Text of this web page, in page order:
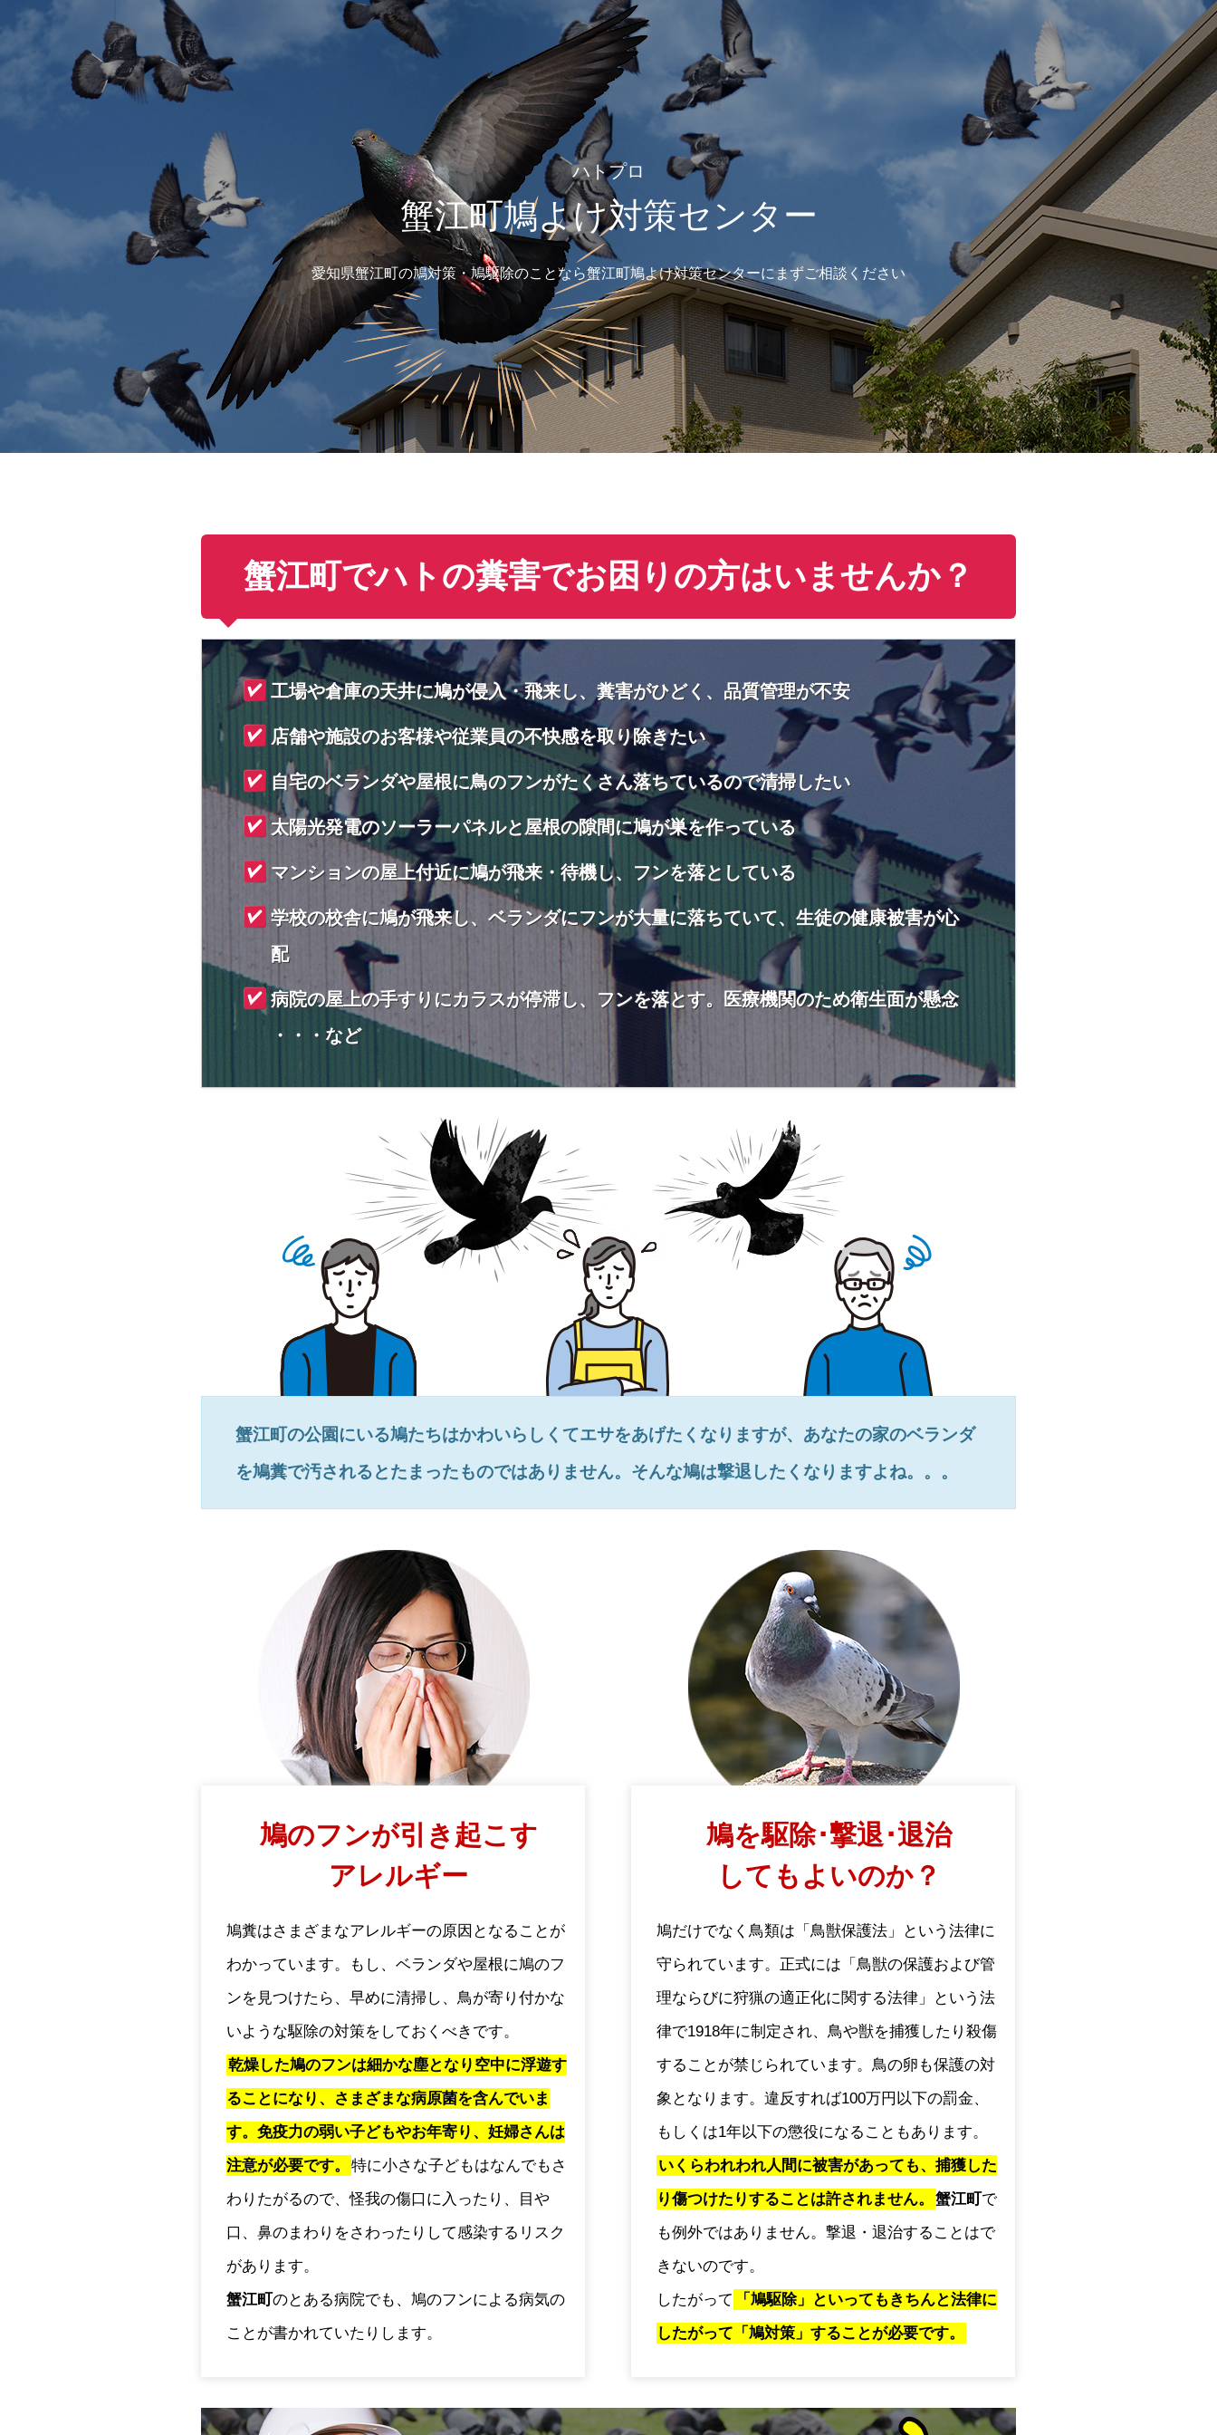
ハトプロ
蟹江町鳩よけ対策センター
愛知県蟹江町の鳩対策・鳩駆除のことなら蟹江町鳩よけ対策センターにまずご相談ください
蟹江町でハトの糞害でお困りの方はいませんか？
工場や倉庫の天井に鳩が侵入・飛来し、糞害がひどく、品質管理が不安
店舗や施設のお客様や従業員の不快感を取り除きたい
自宅のベランダや屋根に鳥のフンがたくさん落ちているので清掃したい
太陽光発電のソーラーパネルと屋根の隙間に鳩が巣を作っている
マンションの屋上付近に鳩が飛来・待機し、フンを落としている
学校の校舎に鳩が飛来し、ベランダにフンが大量に落ちていて、生徒の健康被害が心
配
病院の屋上の手すりにカラスが停滞し、フンを落とす。医療機関のため衛生面が懸念
・・・など
蟹江町の公園にいる鳩たちはかわいらしくてエサをあげたくなりますが、あなたの家のベランダ
を鳩糞で汚されるとたまったものではありません。そんな鳩は撃退したくなりますよね。。。
鳩のフンが引き起こす
アレルギー
鳩糞はさまざまなアレルギーの原因となることが
わかっています。もし、ベランダや屋根に鳩のフ
ンを見つけたら、早めに清掃し、鳥が寄り付かな
いような駆除の対策をしておくべきです。
乾燥した鳩のフンは細かな塵となり空中に浮遊す
ることになり、さまざまな病原菌を含んでいま
す。免疫力の弱い子どもやお年寄り、妊婦さんは
注意が必要です。
特に小さな子どもはなんでもさ
わりたがるので、怪我の傷口に入ったり、目や
口、鼻のまわりをさわったりして感染するリスク
があります。
蟹江町のとある病院でも、鳩のフンによる病気の
ことが書かれていたりします。
鳩を駆除･撃退･退治
してもよいのか？
鳩だけでなく鳥類は「鳥獣保護法」という法律に
守られています。正式には「鳥獣の保護および管
理ならびに狩猟の適正化に関する法律」という法
律で1918年に制定され、鳥や獣を捕獲したり殺傷
することが禁じられています。鳥の卵も保護の対
象となります。違反すれば100万円以下の罰金、
もしくは1年以下の懲役になることもあります。
いくらわれわれ人間に被害があっても、捕獲した
り傷つけたりすることは許されません。
蟹江町で
も例外ではありません。撃退・退治することはで
きないのです。
したがって
「鳩駆除」といってもきちんと法律に
したがって「鳩対策」することが必要です。